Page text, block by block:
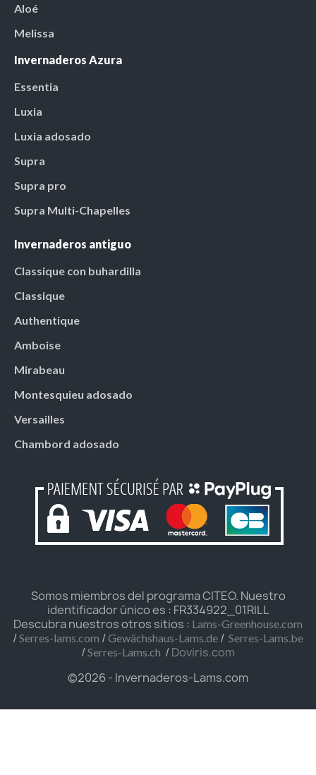
Aloé
Melissa
Invernaderos Azura
Essentia
Luxia
Luxia adosado
Supra
Supra pro
Supra Multi-Chapelles
Invernaderos antiguo
Classique con buhardilla
Classique
Authentique
Amboise
Mirabeau
Montesquieu adosado
Versailles
Chambord adosado
Somos miembros del programa CITEO. Nuestro
identificador único es : FR334922_01RILL
Descubra nuestros otros sitios : Lams-Greenhouse.com
/ Serres-lams.com /Gewächshaus-Lams.de / Serres-Lams.be
/ Serres-Lams.ch /Doviris.com
©2026 - Invernaderos-Lams.com